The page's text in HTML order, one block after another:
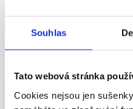
Souhlas
Tato webová stránka
Cookies nejsou jen
23.07.2026
VIP